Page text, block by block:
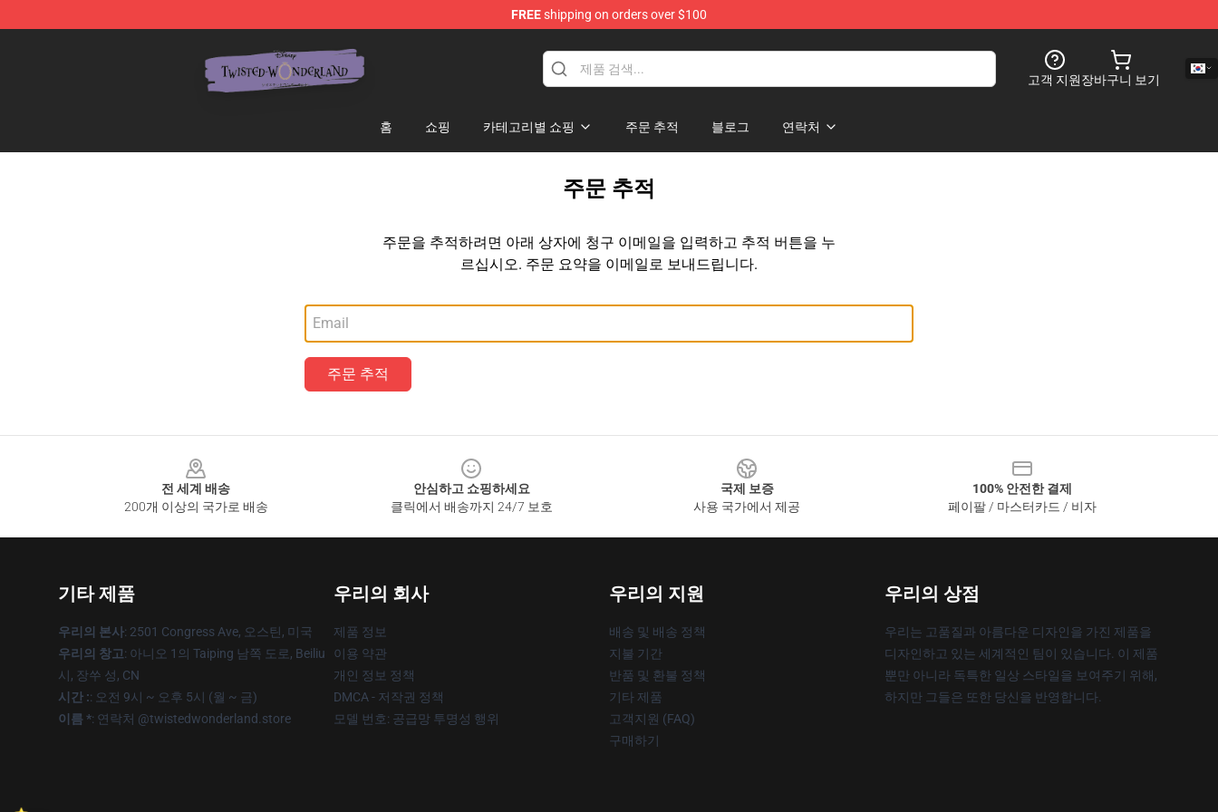
FREEshipping on orders over $100
고객 지원장바구니 보기
홈 쇼핑 카테고리별 쇼핑 주문 추적 블로그 연락처
주문 추적
주문을 추적하려면 아래 상자에 청구 이메일을 입력하고 추적 버튼을 누
르십시오. 주문 요약을 이메일로 보내드립니다.
주문 추적
전 세계 배송
200개 이상의 국가로 배송
안심하고 쇼핑하세요
클릭에서 배송까지 24/7 보호
국제 보증
사용 국가에서 제공
100% 안전한 결제
페이팔 / 마스터카드 / 비자
기타 제품
우리의 본사: 2501 Congress Ave, 오스틴, 미국
우리의 창고: 아니오 1의 Taiping 남쪽 도로, Beiliu
시, 장쑤 성, CN
시간 :: 오전 9시 ~ 오후 5시 (월 ~ 금)
이름 *: 연락처 @twistedwonderland.store
우리의 회사
제품 정보
이용 약관
개인 정보 정책
DMCA - 저작권 정책
모델 번호: 공급망 투명성 행위
우리의 지원
배송 및 배송 정책
지불 기간
반품 및 환불 정책
기타 제품
고객지원 (FAQ)
구매하기
우리의 상점
우리는 고품질과 아름다운 디자인을 가진 제품을
디자인하고 있는 세계적인 팀이 있습니다. 이 제품
뿐만 아니라 독특한 일상 스타일을 보여주기 위해,
하지만 그들은 또한 당신을 반영합니다.